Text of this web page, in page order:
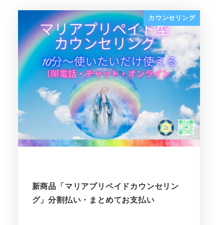
カウンセリング
新商品「マリアプリペイドカウンセリン
グ」分割払い・まとめてお支払い